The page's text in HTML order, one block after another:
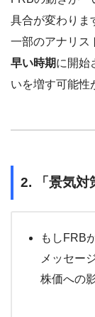
具合が変わりま
一部のアナリス
早い時期に開始
いを増す可能性
2. 「景気対
もしFRB
メッセー
株価への